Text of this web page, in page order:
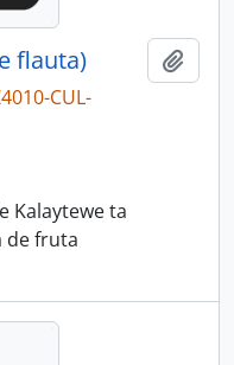
flauta)
CUL-
Kalaytewe ta
de fruta